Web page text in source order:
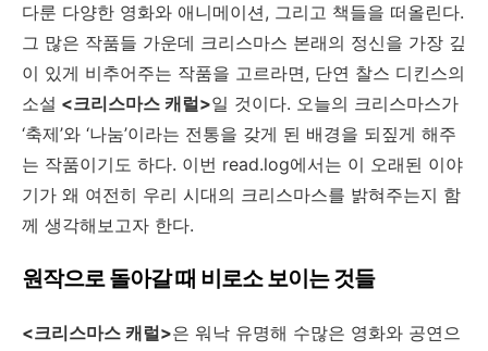
다룬 다양한 영화와 애니메이션, 그리고 책들을 떠올린다.
그 많은 작품들 가운데 크리스마스 본래의 정신을 가장 깊
이 있게 비추어주는 작품을 고르라면, 단연 찰스 디킨스의
소설 <크리스마스 캐럴>일 것이다. 오늘의 크리스마스가
‘축제’와 ‘나눔’이라는 전통을 갖게 된 배경을 되짚게 해주
는 작품이기도 하다. 이번 read.log에서는 이 오래된 이야
기가 왜 여전히 우리 시대의 크리스마스를 밝혀주는지 함
께 생각해보고자 한다.
원작으로 돌아갈때 비로소 보이는 것들
<크리스마스 캐럴>은 워낙 유명해 수많은 영화와 공연으